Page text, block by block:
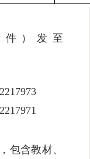
）发至
包含教材、